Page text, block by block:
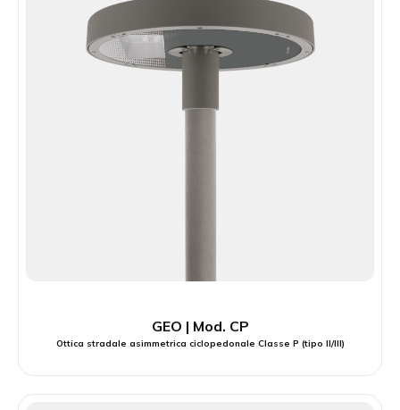
GEO | Mod. CP
Ottica stradale asimmetrica ciclopedonale Classe P (tipo II/III)